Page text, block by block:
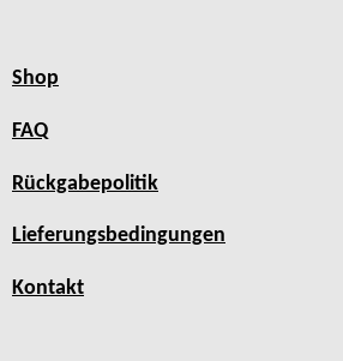
Shop
FAQ
Rückgabepolitik
Lieferungsbedingungen
Kontakt